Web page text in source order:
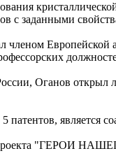
с заданными
Оганов
патентов, является
проекта "ГЕРОИ